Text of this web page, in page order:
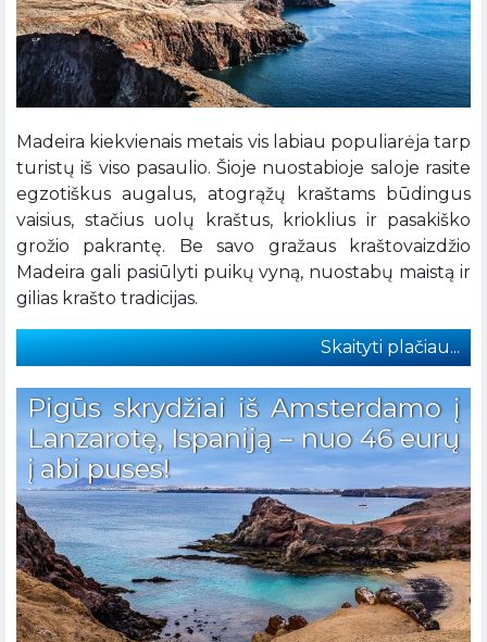
Madeira kiekvienais metais vis labiau populiarėja tarp
turistų iš viso pasaulio. Šioje nuostabioje saloje rasite
egzotiškus augalus, atogrąžų kraštams būdingus
vaisius, stačius uolų kraštus, krioklius ir pasakiško
grožio pakrantę. Be savo gražaus kraštovaizdžio
Madeira gali pasiūlyti puikų vyną, nuostabų maistą ir
gilias krašto tradicijas.
Skaityti plačiau...
Pigūs skrydžiai iš Amsterdamo į
Lanzarotę, Ispaniją – nuo 46 eurų
į abi puses!